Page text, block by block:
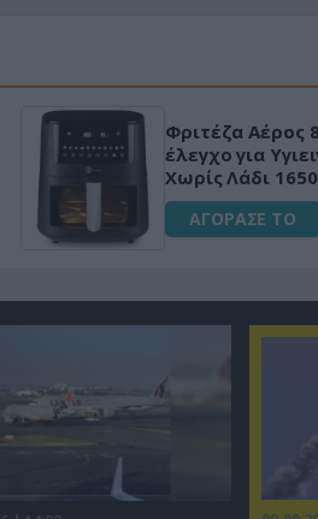
Φριτέζα Αέρος
έλεγχο για
Χωρίς Λάδι
ΑΓΟΡΑΣΕ ΤΟ